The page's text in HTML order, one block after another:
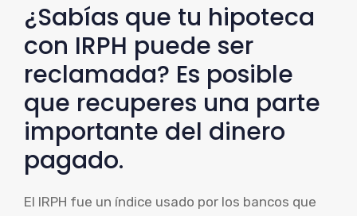
¿Sabías que tu hipoteca
con IRPH puede ser
reclamada? Es posible
que recuperes una parte
importante del dinero
pagado.
El IRPH fue un índice usado por los bancos que